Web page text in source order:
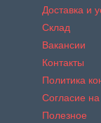
Доставка и
Склад
Вакансии
Контакты
Политика
Согласие
Полезное